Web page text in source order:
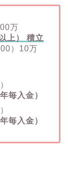
万
上） 積立
）10万
毎入金）
毎入金）